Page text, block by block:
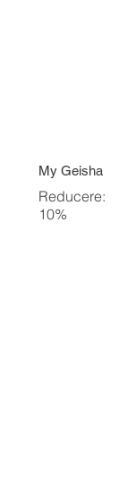
My Geisha
Reducere:
10%